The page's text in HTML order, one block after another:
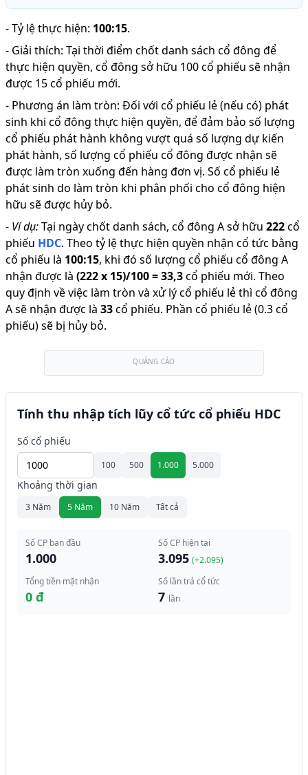
-Tỷ lệ thực hiện: 100:15.
- Giải thích: Tại thời điểm chốt danh sách cổ đông để
thực hiện quyền, cổ đông sở hữu 100 cổ phiếu sẽ nhận
được 15 cổ phiếu mới.
- Phương án làm tròn: Đối với cổ phiếu lẻ (nếu có) phát
sinh khi cổ đông thực hiện quyền, để đảm bảo số lượng
cổ phiếu phát hành không vượt quá số lượng dự kiến
phát hành, số lượng cổ phiếu cổ đông được nhận sẽ
được làm tròn xuống đến hàng đơn vị. Số cổ phiếu lẻ
phát sinh do làm tròn khi phân phối cho cổ đông hiện
hữu sẽ được hủy bỏ.
- Ví dụ:Tại ngày chốt danh sách, cổ đông A sở hữu 222cổ
phiếu HDC. Theo tỷ lệ thực hiện quyền nhận cổ tức bằng
cổ phiếu là 100:15, khi đó số lượng cổ phiếu cổ đông A
nhận được là (222x 15)/100=33,3cổ phiếu mới. Theo
quy định về việc làm tròn và xử lý cổ phiếu lẻ thì cổ đông
A sẽ nhận được là 33cổ phiếu. Phần cổ phiếu lẻ (0.3 cổ
phiếu) sẽ bị hủy bỏ.
QUẢNG CÁO
Tính thu nhập tích lũy cổ tức cổ phiếu HDC
Số cổ phiếu
100 500 1.000 5.000
Khoảng thời gian
3 Năm 5 Năm 10 Năm Tất cả
Số CP ban đầu
1.000
Số CP hiện tại
3.095 (+2.095)
Tổng tiền mặt nhận
0 đ
Số lần trả cổ tức
7 lần